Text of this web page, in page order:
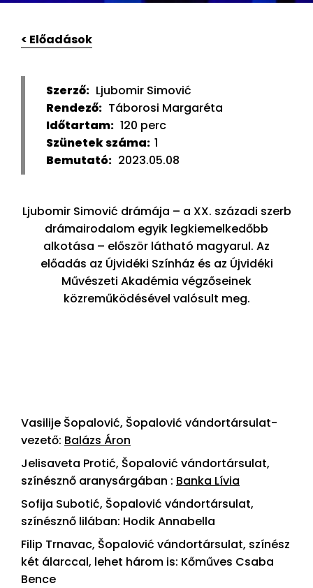
< Előadások
Szerző: Ljubomir Simović
Rendező: Táborosi Margaréta
Időtartam: 120 perc
Szünetek száma: 1
Bemutató: 2023.05.08
Ljubomir Simović drámája – a XX. századi szerb
drámairodalom egyik legkiemelkedőbb
alkotása – először látható magyarul. Az
előadás az Újvidéki Színház és az Újvidéki
Művészeti Akadémia végzőseinek
közreműködésével valósult meg.
Vasilije Šopalović, Šopalović vándortársulat-
vezető: Balázs Áron
Jelisaveta Protić, Šopalović vándortársulat,
színésznő aranysárgában : Banka Lívia
Sofija Subotić, Šopalović vándortársulat,
színésznő lilában: Hodik Annabella
Filip Trnavac, Šopalović vándortársulat, színész
két álarccal, lehet három is: Kőműves Csaba
Bence